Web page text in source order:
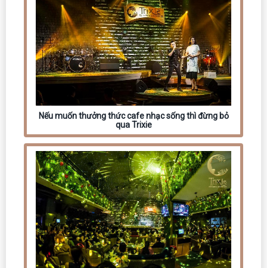
Nếu muốn thưởng thức cafe nhạc sống thì đừng bỏ
qua Trixie